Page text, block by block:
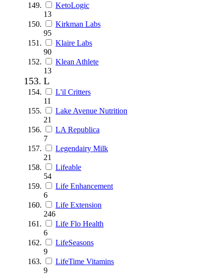
KetoLogic
13
Kirkman Labs
95
Klaire Labs
90
Klean Athlete
13
L
L'il Critters
11
Lake Avenue Nutrition
21
LA Republica
7
Legendairy Milk
21
Lifeable
54
Life Enhancement
6
Life Extension
246
Life Flo Health
6
LifeSeasons
9
LifeTime Vitamins
9